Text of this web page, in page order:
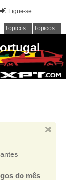
Ligue-se
Tópicos sem resposta Tópicos ativos
do mês